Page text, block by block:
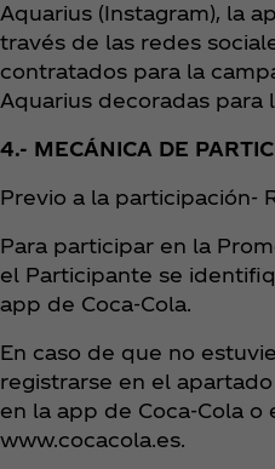
Aquarius (Instagram), la
través de las redes
contratados para la
Aquarius decoradas para
4.- MECÁNICA DE
Previo a la participación-
Para participar en la
el Participante se
app de Coca‑Cola.
En caso de que no
registrarse en el
en la app de Coca‑Cola o
www.cocacola.es.